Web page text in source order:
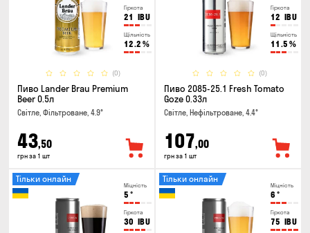
Гіркота
21 IBU
Щільність
12.2 %
(0)
Пиво Lander Brau Premium
Beer 0.5л
Світле, Фільтроване, 4.9°
43,50
грн за 1 шт
Гіркота
12 IBU
Щільність
11.5 %
(0)
Пиво 2085-25.1 Fresh Tomato
Goze 0.33л
Світле, Нефільтроване, 4.4°
107,00
грн за 1 шт
Міцність
5 °
Гіркота
30 IBU
Тільки онлайн
Міцність
6 °
Гіркота
75 IBU
Тільки онлайн